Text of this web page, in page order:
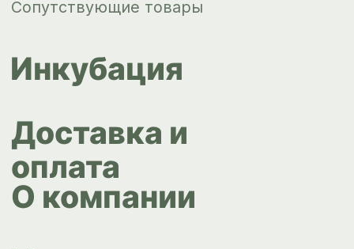
+7 343 264
51 17© ИПС «Сведловская» 2023
Политика конфиденциальности